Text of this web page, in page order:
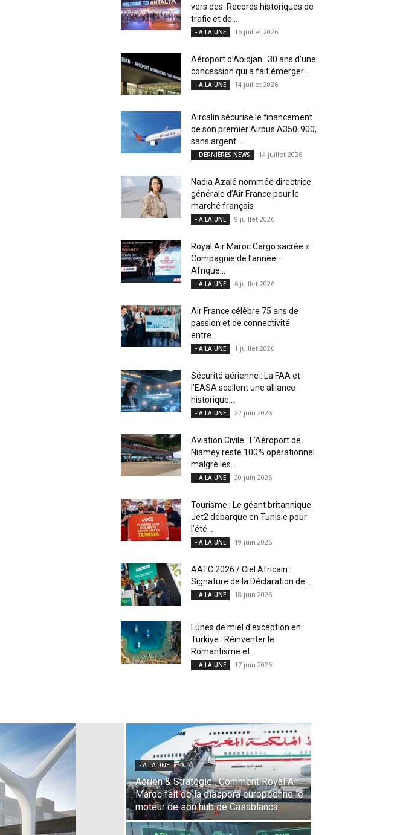
vers des Records historiques de
trafic et de...
- A LA UNE 16 juillet 2026
Aéroport d’Abidjan : 30 ans d’une
concession qui a fait émerger...
- A LA UNE 14 juillet 2026
Aircalin sécurise le financement
de son premier Airbus A350‑900,
sans argent...
- DERNIÈRES NEWS 14 juillet 2026
Nadia Azalé nommée directrice
générale d’Air France pour le
marché français
- A LA UNE 9 juillet 2026
Royal Air Maroc Cargo sacrée «
Compagnie de l’année –
Afrique...
- A LA UNE 6 juillet 2026
Air France célèbre 75 ans de
passion et de connectivité
entre...
- A LA UNE 1 juillet 2026
Sécurité aérienne : La FAA et
l’EASA scellent une alliance
historique...
- A LA UNE 22 juin 2026
Aviation Civile : L’Aéroport de
Niamey reste 100% opérationnel
malgré les...
- A LA UNE 20 juin 2026
Tourisme : Le géant britannique
Jet2 débarque en Tunisie pour
l’été...
- A LA UNE 19 juin 2026
AATC 2026 / Ciel Africain :
Signature de la Déclaration de...
- A LA UNE 18 juin 2026
Lunes de miel d’exception en
Türkiye : Réinventer le
Romantisme et...
- A LA UNE 17 juin 2026
- A LA UNE
Une Révolution Stratégique à l’IATA :
Saadia Zahidi nommée Directrice
Générale